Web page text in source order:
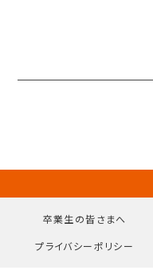
卒業生の皆さまへ
プライバシーポリシー